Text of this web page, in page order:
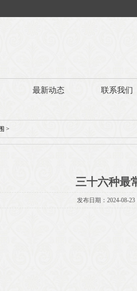
最新动态 联系我们
>
三十六种最
发布日期：2024-08-